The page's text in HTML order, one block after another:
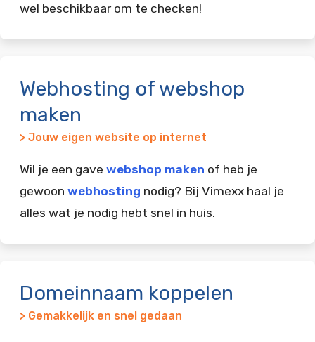
wel beschikbaar om te checken!
Webhosting of webshop
maken
> Jouw eigen website op internet
Wil je een gave webshop maken of heb je
gewoon webhosting nodig? Bij Vimexx haal je
alles wat je nodig hebt snel in huis.
Domeinnaam koppelen
> Gemakkelijk en snel gedaan